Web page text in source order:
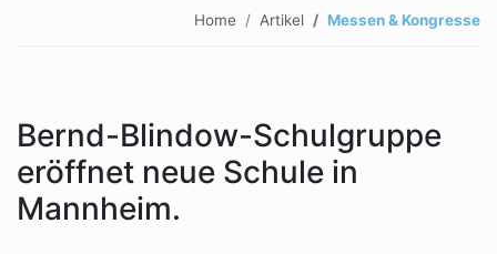
Home Artikel Messen & Kongresse
Bernd-Blindow-Schulgruppe
eröffnet neue Schule in
Mannheim.